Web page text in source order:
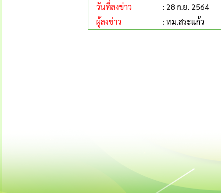
วันที่ลงข่าว
: 28 ก.ย. 2564
ผู้ลงข่าว
: ทม.สระแก้ว